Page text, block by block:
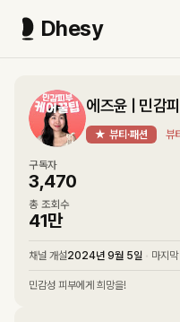
Dhesy
에즈윤 | 민감
★ 뷰티·패션 뷰티
구독자
3,470
총 조회수
41만
채널 개설2024년 9월 5일 마지
민감성 피부에게 희망을!